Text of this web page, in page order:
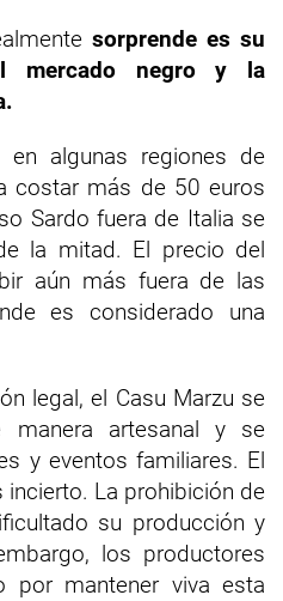
sorprende es su
mercado negro y la
algunas regiones de
costar más de 50 euros
Sardo fuera de Italia se
la mitad. El precio del
aún más fuera de las
es considerado una
legal, el Casu Marzu se
manera artesanal y se
y eventos familiares. El
La prohibición de
su producción y
los productores
por mantener viva esta